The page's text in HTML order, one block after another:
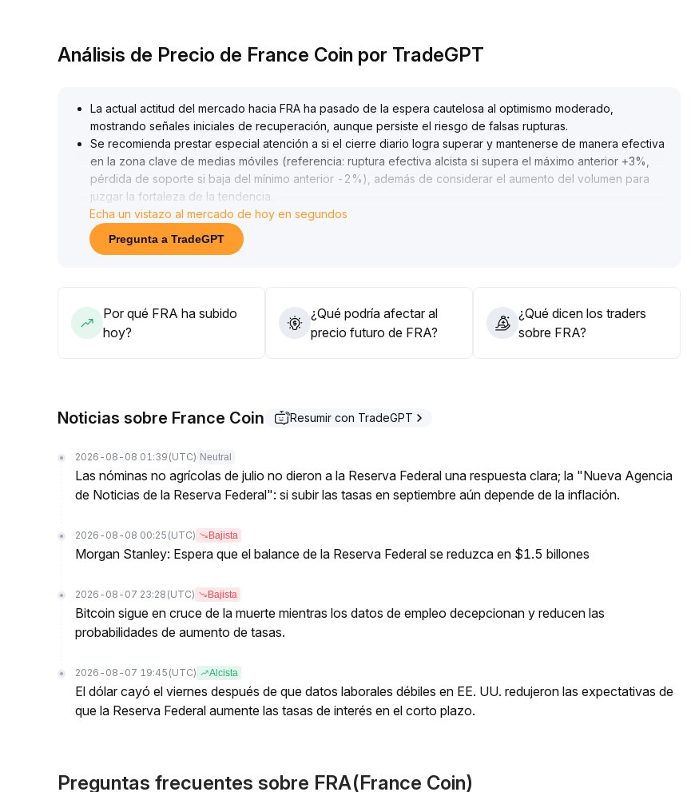
Análisis de Precio de France Coin por TradeGPT
La actual actitud del mercado hacia FRA ha pasado de la espera cautelosa al optimismo moderado,
mostrando señales iniciales de recuperación, aunque persiste el riesgo de falsas rupturas.
Se recomienda prestar especial atención a si el cierre diario logra superar y mantenerse de manera efectiva
en la zona clave de medias móviles (referencia: ruptura efectiva alcista si supera el máximo anterior +3%,
pérdida de soporte si baja del mínimo anterior -2%), además de considerar el aumento del volumen para
juzgar la fortaleza de la tendencia
Si el mercado no incrementa volumen y el precio retrocede, se debe prevenir riesgos de correcciones
temporales; en operación, conviene controlar el tamaño de la posición y esperar señales claras de
confirmación de tendencia
Echa un vistazo al mercado de hoy en segundos
Pregunta a TradeGPT
Por qué FRA ha subido
hoy?
¿Qué podría afectar al
precio futuro de FRA?
¿Qué dicen los traders
sobre FRA?
Noticias sobre France Coin Resumir con TradeGPT
2026-08-08 01:39 (UTC) Neutral
Las nóminas no agrícolas de julio no dieron a la Reserva Federal una respuesta clara; la "Nueva Agencia
de Noticias de la Reserva Federal": si subir las tasas en septiembre aún depende de la inflación.
2026-08-08 00:25 (UTC) Bajista
Morgan Stanley: Espera que el balance de la Reserva Federal se reduzca en $1.5 billones
2026-08-07 23:28 (UTC) Bajista
Bitcoin sigue en cruce de la muerte mientras los datos de empleo decepcionan y reducen las
probabilidades de aumento de tasas.
2026-08-07 19:45 (UTC) Alcista
El dólar cayó el viernes después de que datos laborales débiles en EE. UU. redujeron las expectativas de
que la Reserva Federal aumente las tasas de interés en el corto plazo.
Preguntas frecuentes sobre FRA(France Coin)